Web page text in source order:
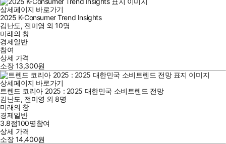
상세페이지 바로가기
2025 K-Consumer Trend Insights
김난도, 전미영 외10명
미래의 창
경제일반
참여
상세 가격
소장13,300원
상세페이지 바로가기
트렌드 코리아 2025 : 2025 대한민국 소비트렌드 전망
김난도, 전미영 외 8명
미래의 창
경제일반
3.8점100명참여
상세 가격
소장14,400원